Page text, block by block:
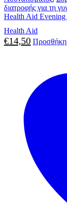
διατροφής για τη
Health Aid Evening
Health Aid
€14,50 Προσθήκη